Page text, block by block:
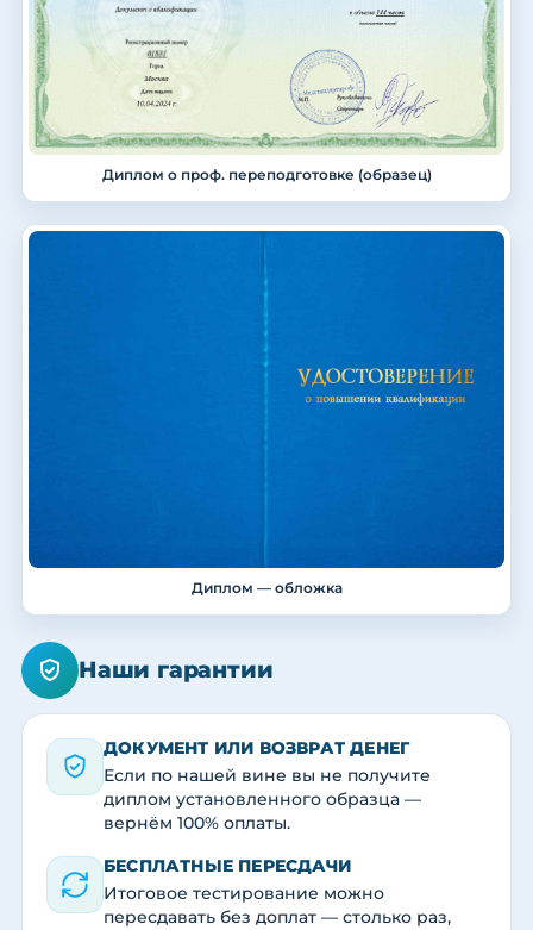
Диплом о проф. переподготовке (образец)
Диплом — обложка
Наши гарантии
ДОКУМЕНТ ИЛИ ВОЗВРАТ ДЕНЕГ
Если по нашей вине вы не получите
диплом установленного образца —
вернём 100% оплаты.
БЕСПЛАТНЫЕ ПЕРЕСДАЧИ
Итоговое тестирование можно
пересдавать без доплат — столько раз,